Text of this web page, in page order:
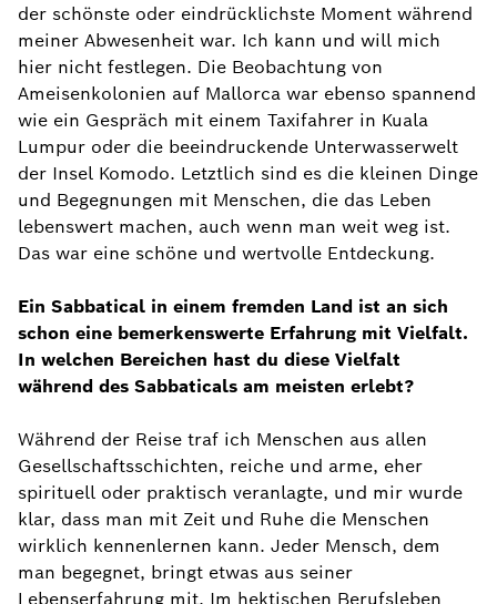
der schönste oder eindrücklichste Moment während
meiner Abwesenheit war. Ich kann und will mich
hier nicht festlegen. Die Beobachtung von
Ameisenkolonien auf Mallorca war ebenso spannend
wie ein Gespräch mit einem Taxifahrer in Kuala
Lumpur oder die beeindruckende Unterwasserwelt
der Insel Komodo. Letztlich sind es die kleinen Dinge
und Begegnungen mit Menschen, die das Leben
lebenswert machen, auch wenn man weit weg ist.
Das war eine schöne und wertvolle Entdeckung.
Ein Sabbatical in einem fremden Land ist an sich
schon eine bemerkenswerte Erfahrung mit Vielfalt.
In welchen Bereichen hast du diese Vielfalt
während des Sabbaticals am meisten erlebt?
Während der Reise traf ich Menschen aus allen
Gesellschaftsschichten, reiche und arme, eher
spirituell oder praktisch veranlagte, und mir wurde
klar, dass man mit Zeit und Ruhe die Menschen
wirklich kennenlernen kann. Jeder Mensch, dem
man begegnet, bringt etwas aus seiner
Lebenserfahrung mit. Im hektischen Berufsleben